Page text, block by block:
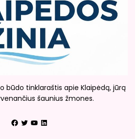
būdo tinklaraštis apie Klaipėdą, jūrą
šaunius žmones.
Facebook Twitter YouTube LinkedIn